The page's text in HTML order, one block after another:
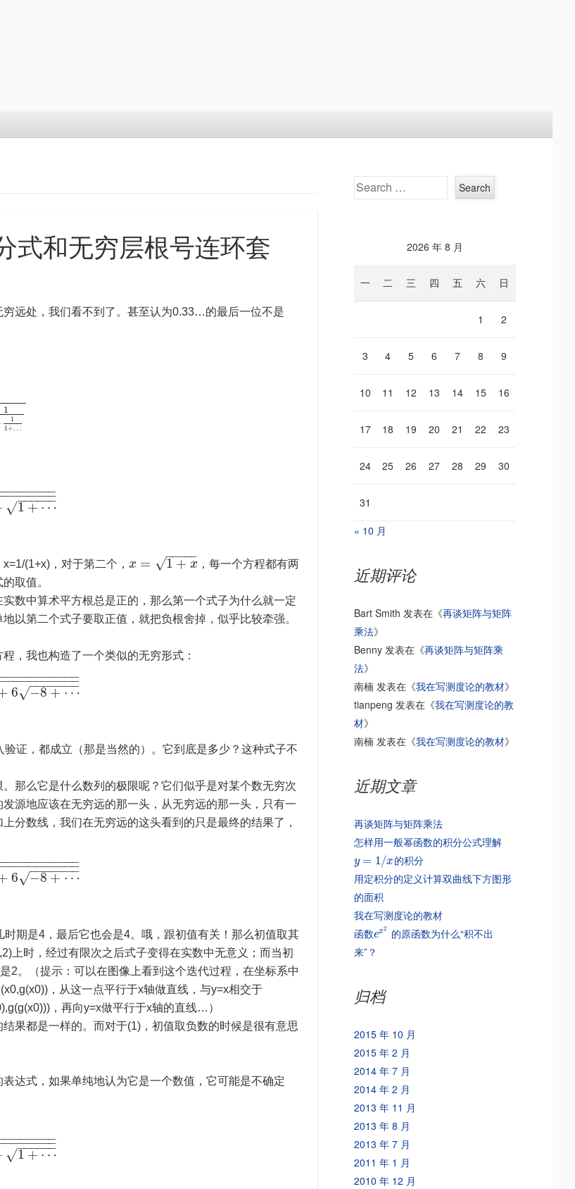
式和无穷层根号连环套
远处，我们看不到了。甚至认为0.33…的最后一位不是
1
1
1+…
1+⋯
− −
−−−−
√
−
−−−−−−−
−−−−−−
(1+x)，对于第二个， x = 1 + x
− −
−−−
√
，每一个方程都有两
取值。
数中算术平方根总是正的，那么第一个式子为什么就一定
以第二个式子要取正值，就把负根舍掉，似乎比较牵强。
，我也构造了一个类似的无穷形式：
6 −8+⋯
− −
−−−−−
√
−
−−−−−−−−−−
−−−−−−−−−
证，都成立（那是当然的）。它到底是多少？这种式子不
那么它是什么数列的极限呢？它们似乎是对某个数无穷次
源地应该在无穷远的那一头，从无穷远的那一头，只有一
分数线，我们在无穷远的这头看到的只是最终的结果了，
6 −8+⋯
− −
−−−−−
√
−
−−−−−−−−−−
−−−−−−−−−
期是4，最后它也会是4。哦，跟初值有关！那么初值取其
上时，经过有限次之后式子变得在实数中无意义；而当初
2。（提示：可以在图像上看到这个迭代过程，在坐标系中
，从这一点平行于x轴做直线，与y=x相交于
，再向y=x做平行于x轴的直线…）
果都是一样的。而对于(1)，初值取负数的时候是很有意思
达式，如果单纯地认为它是一个数值，它可能是不确定
1+⋯
− −
−−−−
√
−
−−−−−−−
−−−−−−
Search
2026 年 8 月
一 二 三 四 五 六 日
1 2
3 4 5 6 7 8 9
10 11 12 13 14 15 16
17 18 19 20 21 22 23
24 25 26 27 28 29 30
31
« 10 月
近期评论
Bart Smith 发表在《再谈矩阵与矩阵
乘法》
Benny发表在《再谈矩阵与矩阵乘
法》
南楠发表在《我在写测度论的教材》
tianpeng 发表在《我在写测度论的教
材》
南楠发表在《我在写测度论的教材》
近期文章
再谈矩阵与矩阵乘法
怎样用一般幂函数的积分公式理解
y = 1/x的积分
用定积分的定义计算双曲线下方图形
的面积
我在写测度论的教材
函数ex2
的原函数为什么“积不出
来”？
归档
2015 年 10 月
2015 年 2 月
2014 年 7 月
2014 年 2 月
2013 年 11 月
2013 年 8 月
2013 年 7 月
2011 年 1 月
2010 年 12 月